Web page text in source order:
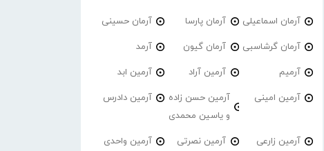
آرمان اسماعیلی آرمان پارسا آرمان حسینی
آرمان گرشاسبی آرمان گیون آرمد
آرمیم آرمین آراد آرمین ابد
آرمین امینی
آرمین حسن زاده
و یاسین محمدی
آرمین دادرس
آرمین زارعی آرمین نصرتی آرمین واحدی